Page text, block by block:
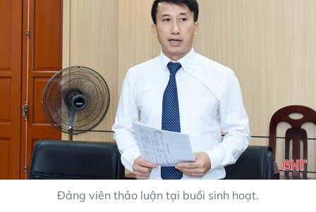
Đảng viên thảo luận tại buổi sinh hoạt.